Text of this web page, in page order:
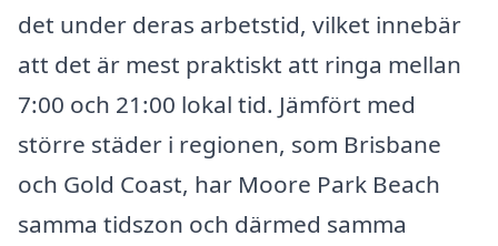
det under deras arbetstid, vilket innebär
att det är mest praktiskt att ringa mellan
7:00 och 21:00 lokal tid. Jämfört med
större städer i regionen, som Brisbane
och Gold Coast, har Moore Park Beach
samma tidszon och därmed samma